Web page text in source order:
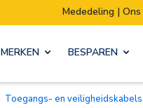
MERKEN BESPAREN
Toegangs- en veiligheidskabels